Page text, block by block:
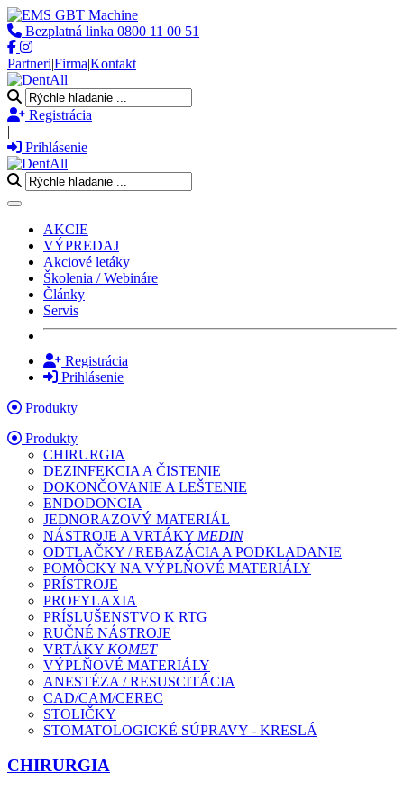
Bezplatná linka 0800 11 00 51
Partneri|Firma|Kontakt
Registrácia
|
Prihlásenie
Toggle navigation
AKCIE
VÝPREDAJ
Akciové letáky
Školenia / Webináre
Články
Servis
Registrácia
Prihlásenie
Produkty
Produkty
CHIRURGIA
DEZINFEKCIA A ČISTENIE
DOKONČOVANIE A LEŠTENIE
ENDODONCIA
JEDNORAZOVÝ MATERIÁL
NÁSTROJE A VRTÁKY MEDIN
ODTLAČKY / REBAZÁCIA A PODKLADANIE
POMÔCKY NA VÝPLŇOVÉ MATERIÁLY
PRÍSTROJE
PROFYLAXIA
PRÍSLUŠENSTVO K RTG
RUČNÉ NÁSTROJE
VRTÁKY KOMET
VÝPLŇOVÉ MATERIÁLY
ANESTÉZA / RESUSCITÁCIA
CAD/CAM/CEREC
STOLIČKY
STOMATOLOGICKÉ SÚPRAVY - KRESLÁ
CHIRURGIA